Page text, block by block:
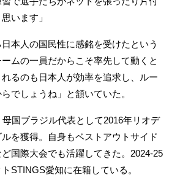
います」
本人の国民性に感銘を受けたという
ムの一員だからこそ率先して動くと
るのも日本人が効率を追求し、ルー
でしょうね」と頷いていた。
国ブラジル代表として2016年リオデ
を獲得。自身もベストアウトサイド
国際大会でも活躍してきた。2024-25
STINGS愛知に在籍している。